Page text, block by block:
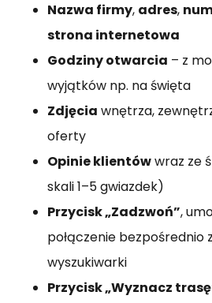
Nazwa firmy, adres,
strona internetowa
Godziny otwarcia – z
wyjątków np. na święta
Zdjęcia wnętrza,
oferty
Opinie klientówwraz ze
skali 1–5 gwiazdek)
Przycisk „Zadzwoń”,
połączenie bezpośrednio
wyszukiwarki
Przycisk „Wyznacz